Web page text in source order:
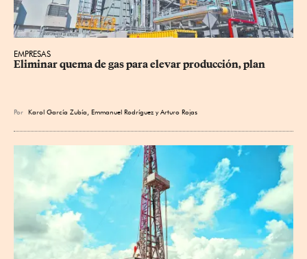
EMPRESAS
Eliminar quema de gas para elevar producción, plan
Por Karol García Zubía Emmanuel Rodríguez yArturo Rojas